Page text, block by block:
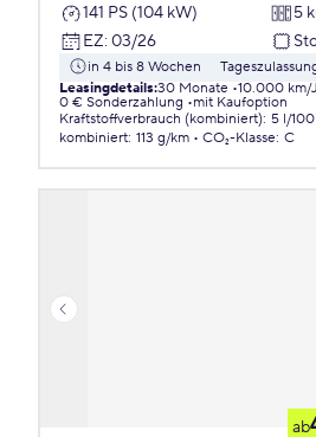
141 PS (104 kW)
5
EZ: 03/26
in 4 bis 8 Wochen
Leasingdetails:30 Monate 10.000 km/
0 € Sonderzahlung
mit Kaufoption
Kraftstoffverbrauch (kombiniert): 5 l/
kombiniert: 113 g/km CO₂-Klasse: C
ab